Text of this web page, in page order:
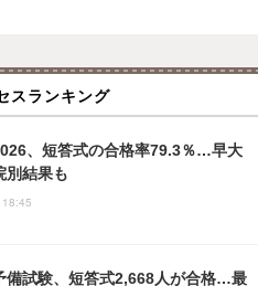
スランキング
、短答式の合格率79.3％…早大
別結果も
備試験、短答式2,668人が合格…最